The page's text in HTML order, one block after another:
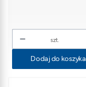
szt.
Dodaj do koszyka